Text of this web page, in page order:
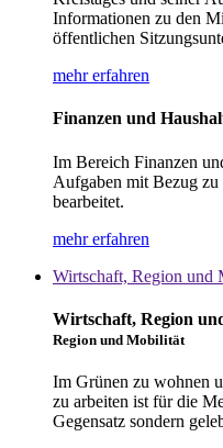
Informationen zu den
öffentlichen
mehr erfahren
Finanzen und
Im Bereich Finanzen
Aufgaben mit Bezug zu
bearbeitet.
mehr erfahren
Wirtschaft, Region und
Wirtschaft, Region
Region und Mobilität
Im Grünen zu wohnen
zu arbeiten ist für die
Gegensatz sondern